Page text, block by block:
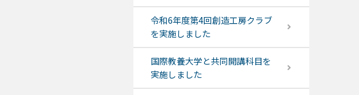
令和6年度第4回創造工房クラブ
を実施しました
国際教養大学と共同開講科目を
実施しました